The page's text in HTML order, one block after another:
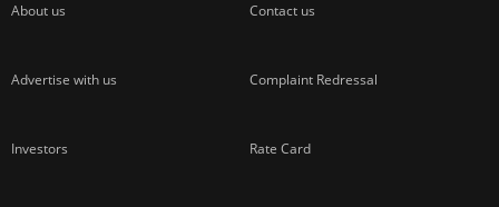
About us Contact us
Advertise with us Complaint Redressal
Investors Rate Card